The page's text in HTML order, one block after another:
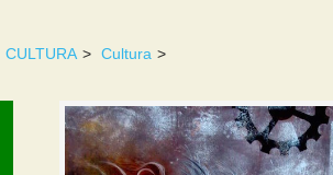
CULTURA > Cultura >